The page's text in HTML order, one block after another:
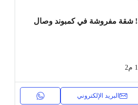
شقة مفروشة في كمبوند وصال
م2
البريد الإلكتروني